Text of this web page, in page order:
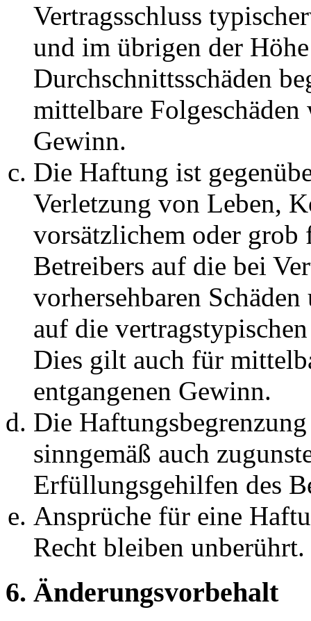
Vertragsschluss
und im übrigen der
Durchschnittsschäden
mittelbare Folgeschäden
Gewinn.
Die Haftung ist
Verletzung von Leben,
vorsätzlichem oder grob
Betreibers auf die bei
vorhersehbaren
auf die
Dies gilt auch für
entgangenen Gewinn.
Die
sinngemäß auch
Erfüllungsgehilfen des
Ansprüche für eine
Recht bleiben unberührt.
6. Änderungsvorbehalt